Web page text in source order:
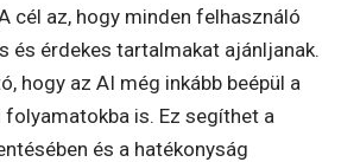
cél az, hogy minden felhasználó
és érdekes tartalmakat ajánljanak.
hogy az AI még inkább beépül a
is. Ez segíthet a
és a hatékonyság